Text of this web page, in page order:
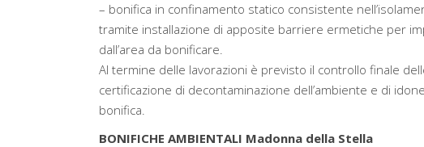
– bonifica in confinamento statico consistente
tramite installazione di apposite barriere ermetiche per
dall’area da bonificare.
Al termine delle lavorazioni è previsto il controllo finale
certificazione di decontaminazione dell’ambiente e di
bonifica.
BONIFICHE AMBIENTALI Madonna della Stella